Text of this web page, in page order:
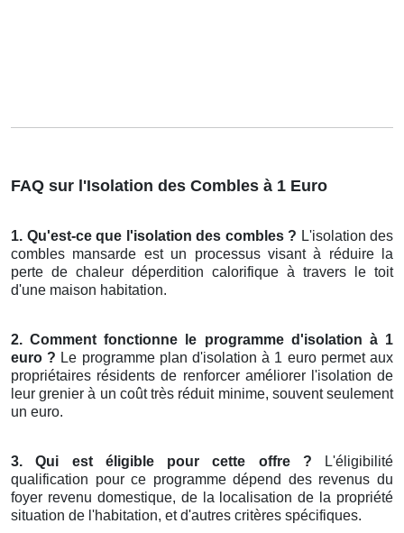
FAQ sur l'Isolation des Combles à 1 Euro
1. Qu'est-ce que l'isolation des combles ? L'isolation des
combles mansarde est un processus visant à réduire la
perte de chaleur déperdition calorifique à travers le toit
d'une maison habitation.
2. Comment fonctionne le programme d'isolation à 1
euro ? Le programme plan d'isolation à 1 euro permet aux
propriétaires résidents de renforcer améliorer l'isolation de
leur grenier à un coût très réduit minime, souvent seulement
un euro.
3. Qui est éligible pour cette offre ? L'éligibilité
qualification pour ce programme dépend des revenus du
foyer revenu domestique, de la localisation de la propriété
situation de l'habitation, et d'autres critères spécifiques.